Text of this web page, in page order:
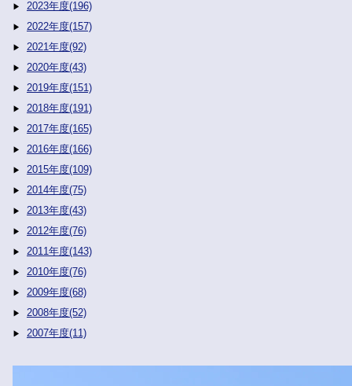
2023年度(196)
2022年度(157)
2021年度(92)
2020年度(43)
2019年度(151)
2018年度(191)
2017年度(165)
2016年度(166)
2015年度(109)
2014年度(75)
2013年度(43)
2012年度(76)
2011年度(143)
2010年度(76)
2009年度(68)
2008年度(52)
2007年度(11)